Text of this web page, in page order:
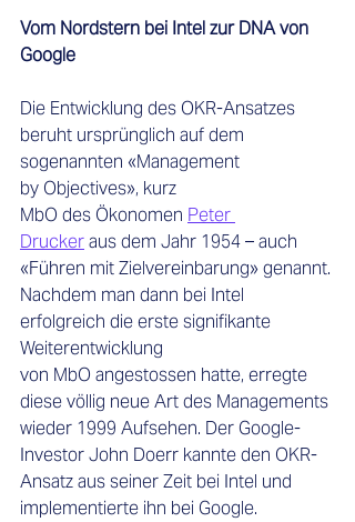
Vom Nordstern bei Intel zur DNA von
Google
Die Entwicklung des OKR-Ansatzes
beruht ursprünglich auf dem
sogenannten «Management
by Objectives», kurz
MbO des Ökonomen Peter
Drucker aus dem Jahr 1954 – auch
«Führen mit Zielvereinbarung» genannt.
Nachdem man dann bei Intel
erfolgreich die erste signifikante
Weiterentwicklung
von MbO angestossen hatte, erregte
diese völlig neue Art des Managements
wieder 1999 Aufsehen. Der Google-
Investor John Doerr kannte den OKR-
Ansatz aus seiner Zeit bei Intel und
implementierte ihn bei Google.